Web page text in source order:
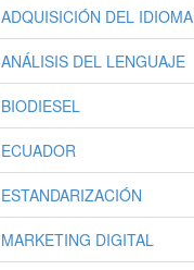
ADQUISICIÓN DEL IDIOMA
ANÁLISIS DEL LENGUAJE
BIODIESEL
ECUADOR
ESTANDARIZACIÓN
MARKETING DIGITAL